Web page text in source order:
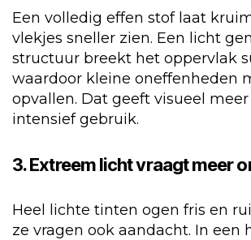
Een volledig effen stof laat
vlekjes sneller zien. Een licht
structuur breekt het oppervlak
waardoor kleine oneffenheden
opvallen. Dat geeft visueel
intensief gebruik.
3. Extreem licht vraagt meer
Heel lichte tinten ogen fris en
ze vragen ook aandacht. In een